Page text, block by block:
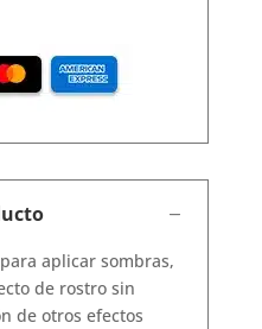
aplicar sombras,
de rostro sin
de otros efectos